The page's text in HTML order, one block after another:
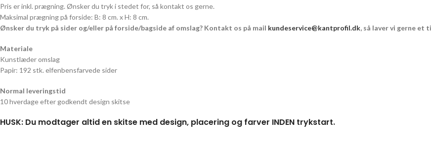
Pris er inkl. prægning. Ønsker du tryk i stedet for, så kontakt os gerne.
Maksimal prægning på forside: B: 8 cm. x H: 8 cm.
Ønsker du tryk på sider og/eller på forside/bagside af omslag? Kontakt os på mail kundeservice@kantprofil.dk, så laver vi gerne et
Materiale
Kunstlæder omslag
Papir: 192 stk. elfenbensfarvede sider
Normal leveringstid
10 hverdage efter godkendt design skitse
HUSK: Du modtager altid en skitse med design, placering og farver INDEN trykstart.